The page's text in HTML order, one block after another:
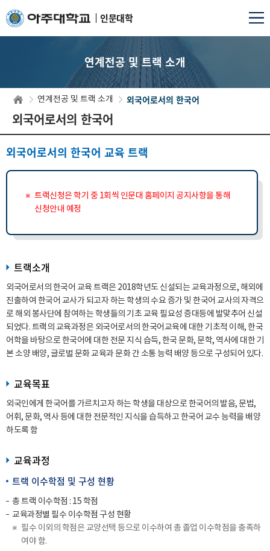
인문대학
연계전공 및 트랙 소개
연계전공 및 트랙 소개 외국어로서의 한국어
외국어로서의 한국어
외국어로서의 한국어 교육 트랙
트랙신청은 학기 중 1회씩 인문대 홈페이지 공지사항을 통해
신청안내 예정
트랙소개
외국어로서의 한국어 교육 트랙은 2018학년도 신설되는 교육과정으로, 해외에
진출하여 한국어 교사가 되고자 하는 학생의 수요 증가 및 한국어 교사의 자격으
로 해외 봉사단에 참여하는 학생들의 기초 교육 필요성 증대등에 발맞추어 신설
되었다. 트랙의 교육과정은 외국어로서의 한국어교육에 대한 기초적 이해, 한국
어학을 바탕으로 한국어에 대한 전문 지식 습득, 한국 문화, 문학, 역사에 대한 기
본 소양 배양, 글로벌 문화 교육과 문화 간 소통 능력 배양 등으로 구성되어 있다.
교육목표
외국인에게 한국어를 가르치고자 하는 학생을 대상으로 한국어의 발음, 문법,
어휘, 문화, 역사 등에 대한 전문적인 지식을 습득하고 한국어 교수 능력을 배양
하도록 함
교육과정
트랙 이수학점 및 구성 현황
총 트랙 이수학점 : 15 학점
교육과정별 필수 이수학점 구성 현황
필수 이외의 학점은 교양선택 등으로 이수하여 총 졸업 이수학점을 충족하
여야 함.